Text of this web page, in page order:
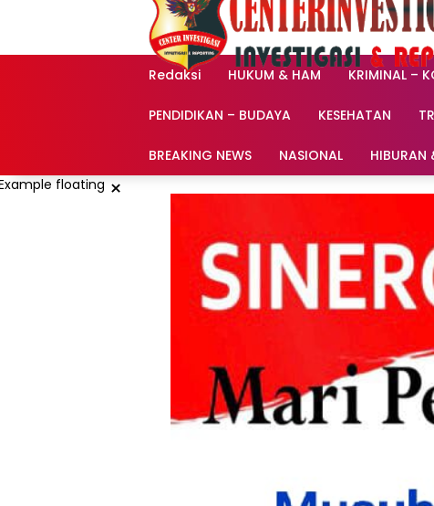
Redaksi HUKUM & HAM KRIMINAL –
PENDIDIKAN – BUDAYA KESEHATAN
BREAKING NEWS NASIONAL HIBURAN
×